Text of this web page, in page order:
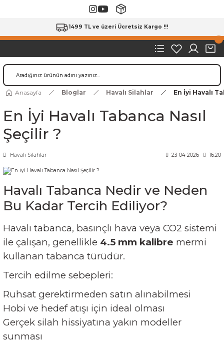
1499 TL ve üzeri Ücretsiz Kargo !!!
Anasayfa Bloglar Havalı Silahlar En İyi Havalı
En İyi Havalı Tabanca Nasıl
Şeçilir ?
Havalı Silahlar 23-04-2026 16:20
Havalı Tabanca Nedir ve Neden
Bu Kadar Tercih Ediliyor?
Havalı tabanca, basınçlı hava veya CO2 sistemi
ile çalışan, genellikle 4.5 mm kalibre mermi
kullanan tabanca türüdür.
Tercih edilme sebepleri:
Ruhsat gerektirmeden satın alınabilmesi
Hobi ve hedef atışı için ideal olması
Gerçek silah hissiyatına yakın modeller
sunması